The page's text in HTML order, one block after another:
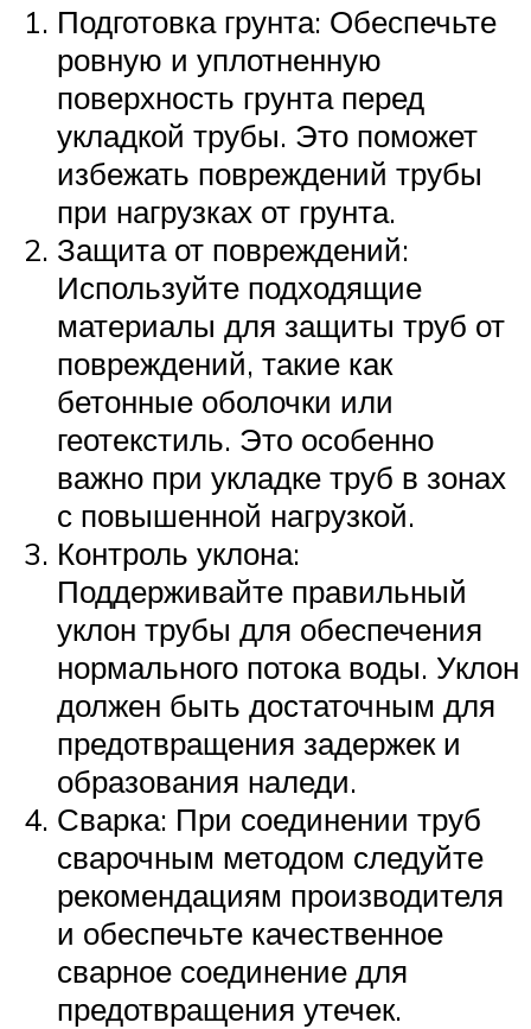
Подготовка грунта: Обеспечьте
ровную и уплотненную
поверхность грунта перед
укладкой трубы. Это поможет
избежать повреждений трубы
при нагрузках от грунта.
Защита от повреждений:
Используйте подходящие
материалы для защиты труб от
повреждений, такие как
бетонные оболочки или
геотекстиль. Это особенно
важно при укладке труб в зонах
с повышенной нагрузкой.
Контроль уклона:
Поддерживайте правильный
уклон трубы для обеспечения
нормального потока воды. Уклон
должен быть достаточным для
предотвращения задержек и
образования наледи.
Сварка: При соединении труб
сварочным методом следуйте
рекомендациям производителя
и обеспечьте качественное
сварное соединение для
предотвращения утечек.